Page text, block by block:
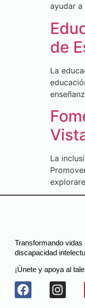
ayudar
de
La
La
Transformando
discapacidad
¡Únete y apoya al